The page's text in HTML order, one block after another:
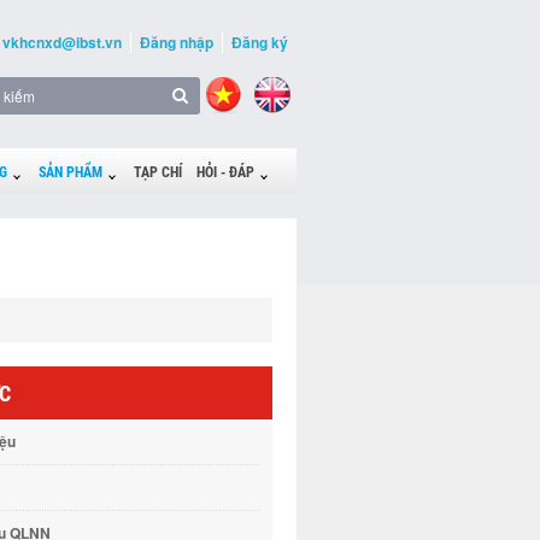
vkhcnxd@ibst.vn Đăng nhập Đăng ký
SẢN PHẨM TẠP CHÍ HỎI - ĐÁP
QLNN